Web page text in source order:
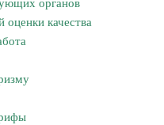
органов
оценки качества